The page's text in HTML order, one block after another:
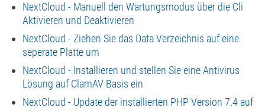
NextCloud - Manuell den Wartungsmodus über die Cli
Aktivieren und Deaktivieren
NextCloud - Ziehen Sie das Data Verzeichnis auf eine
seperate Platte um
NextCloud - Installieren und stellen Sie eine Antivirus
Lösung auf ClamAV Basis ein
NextCloud - Update der installierten PHP Version 7.4 auf